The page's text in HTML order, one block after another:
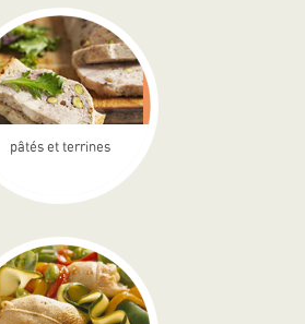
pâtés et terrines